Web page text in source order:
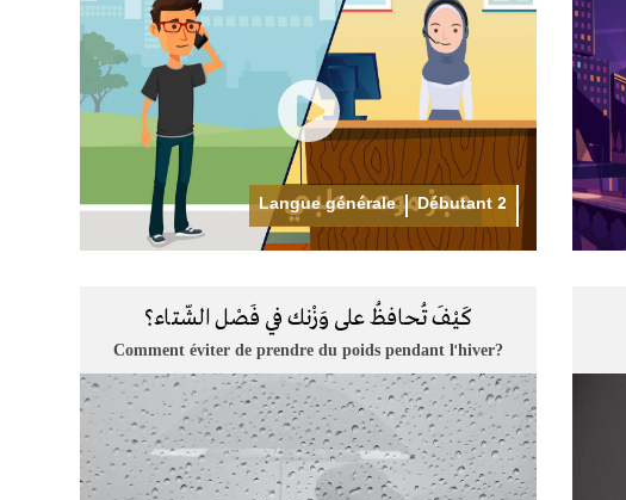
Langue générale Débutant 2
كَيْفَ تُحافظُ على وَزْنك في فَصْل الشّتاء؟
Comment éviter de prendre du poids pendant l'hiver?